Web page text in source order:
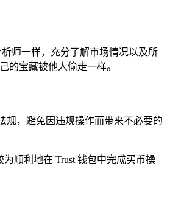
师一样，充分了解市场情况以及所
的宝藏被他人偷走一样。
规，避免因违规操作而带来不必要的
顺利地在 Trust 钱包中完成买币操